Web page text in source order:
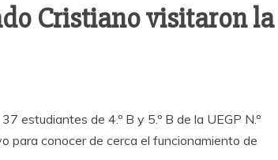
Cristiano visitaron la
estudiantes de 4.º B y 5.º B de la UEGP N.º
para conocer de cerca el funcionamiento de